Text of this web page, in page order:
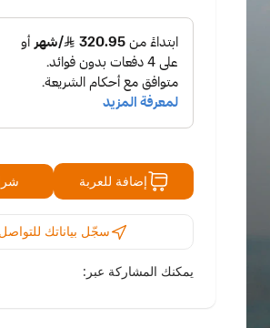
إضافة للعربة
سجّل بياناتك للتواصل
يمكنك المشاركة عبر: